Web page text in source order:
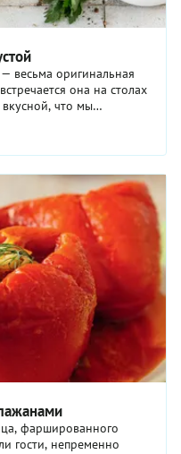
весьма оригинальная
она на столах
вкусной, что мы
ее по нашему
капустой,
аромат.
начинки, в состав
но и морковь с луком и
маринаду с
если у вас нет
не переживайте — у
фаршированного
гости, непременно